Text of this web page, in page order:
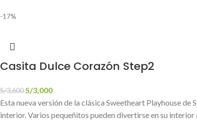
-17%
Casita Dulce Corazón Step2
S/3,600S/3,000
Esta nueva versión de la clásica Sweetheart Playhouse
interior. Varios pequeñitos pueden divertirse en su